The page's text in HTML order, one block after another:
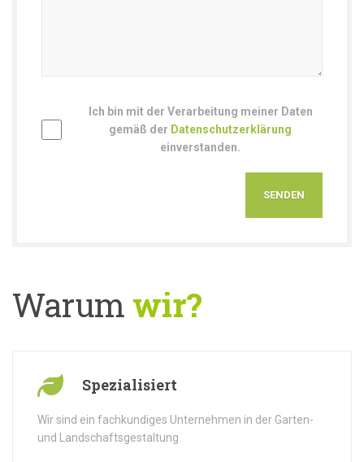
Ich bin mit der Verarbeitung meiner Daten
gemäß der Datenschutzerklärung
einverstanden.
Warum wir?
Spezialisiert
Wir sind ein fachkundiges Unternehmen in der Garten-
und Landschaftsgestaltung